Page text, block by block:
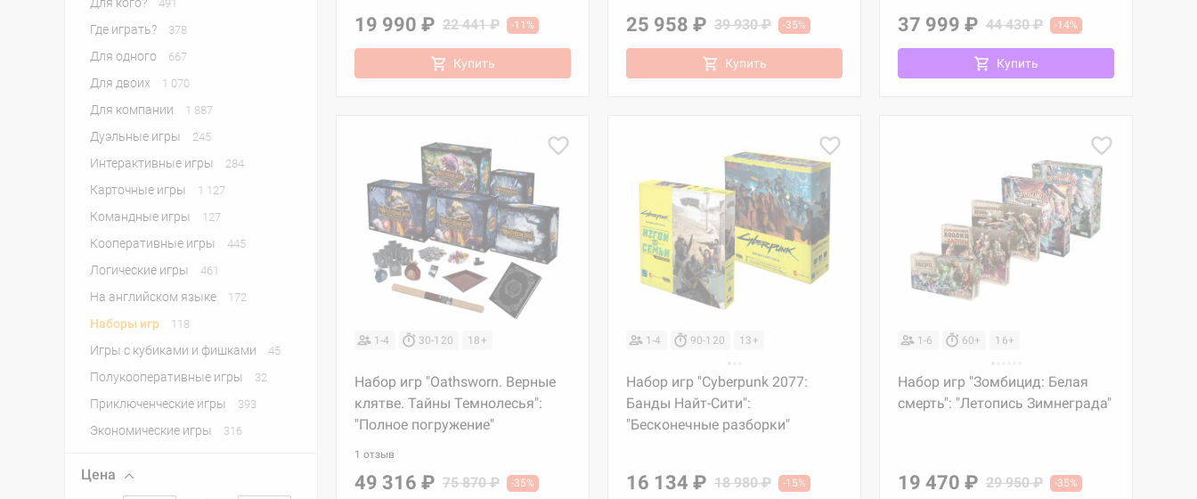
491
Где играть? 378
Для одного 667
Для двоих 1 070
Для компании 1 887
Дуэльные игры 245
Интерактивные игры 284
Карточные игры 1 127
Командные игры 127
Кооперативные игры 445
Логические игры 461
На английском языке 172
Наборы игр 118
Игры с кубиками и фишками 45
Полукооперативные игры 32
Приключенческие игры 393
Экономические игры 316
Цена
19 990 ₽ 22 441 ₽ -11%
Купить
25 958 ₽ 39 930 ₽ -35%
Купить
37 999 ₽ 44 430 ₽ -14%
Купить
1-4 30-120 18+
Набор игр "Oathsworn. Верные
клятве. Тайны Темнолесья":
"Полное погружение"
1 отзыв
49 316 ₽ 75 870 ₽ -35%
1-4 90-120 13+
Набор игр "Cyberpunk 2077:
Банды Найт-Сити":
"Бесконечные разборки"
16 134 ₽ 18 980 ₽ -15%
1-6 60+ 16+
Набор игр "Зомбицид: Белая
смерть": "Летопись Зимнеграда"
19 470 ₽ 29 950 ₽ -35%